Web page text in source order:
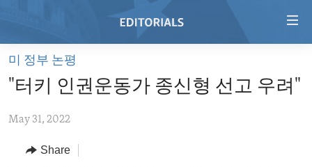
Skip
main
Skip
HOME
VIDEO
RADIO
REGIONS
미 정부 논평
"터키 인권운동가 종신형 선고 우려"
May 31, 2022
Share